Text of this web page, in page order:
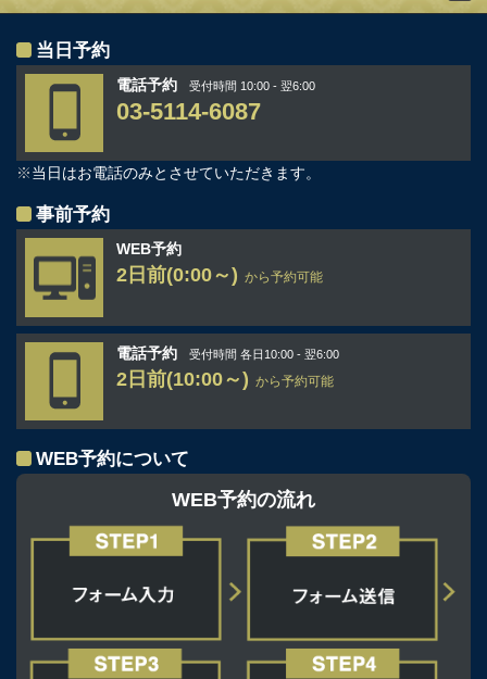
当日予約
電話予約 受付時間 10:00 - 翌6:00
03-5114-6087
※当日はお電話のみとさせていただきます。
事前予約
WEB予約
2日前(0:00～) から予約可能
電話予約 受付時間 各日10:00 - 翌6:00
2日前(10:00～) から予約可能
WEB予約について
WEB予約の流れ